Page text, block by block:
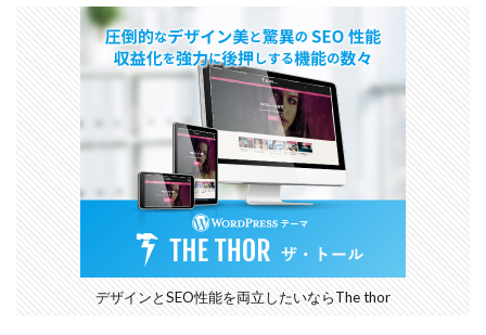
デザインとSEO性能を両立したいならThe thor